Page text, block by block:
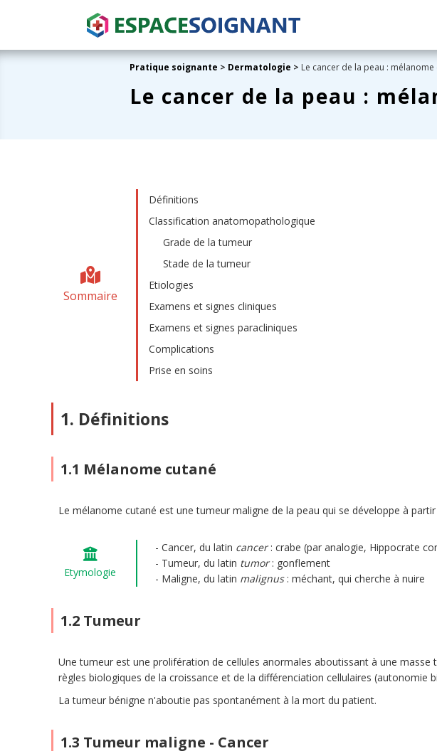
Pratique soignante > Dermatologie > Le cancer de la peau : mélanome
Le cancer de la peau :
Sommaire
Définitions
Classification anatomopathologique
Grade de la tumeur
Stade de la tumeur
Etiologies
Examens et signes cliniques
Examens et signes paracliniques
Complications
Prise en soins
1. Définitions
1.1 Mélanome cutané
Le mélanome cutané est une tumeur maligne de la peau qui se développe à
Etymologie
Cancer, du latin cancer: crabe (par analogie, Hippocrate
Tumeur, du latin tumor: gonflement
Maligne, du latin malignus: méchant, qui cherche à nuire
1.2 Tumeur
Une tumeur est une prolifération de cellules anormales aboutissant à une
règles biologiques de la croissance et de la différenciation cellulaires (autonomie
La tumeur bénigne n'aboutie pas spontanément à la mort du patient.
1.3 Tumeur maligne - Cancer